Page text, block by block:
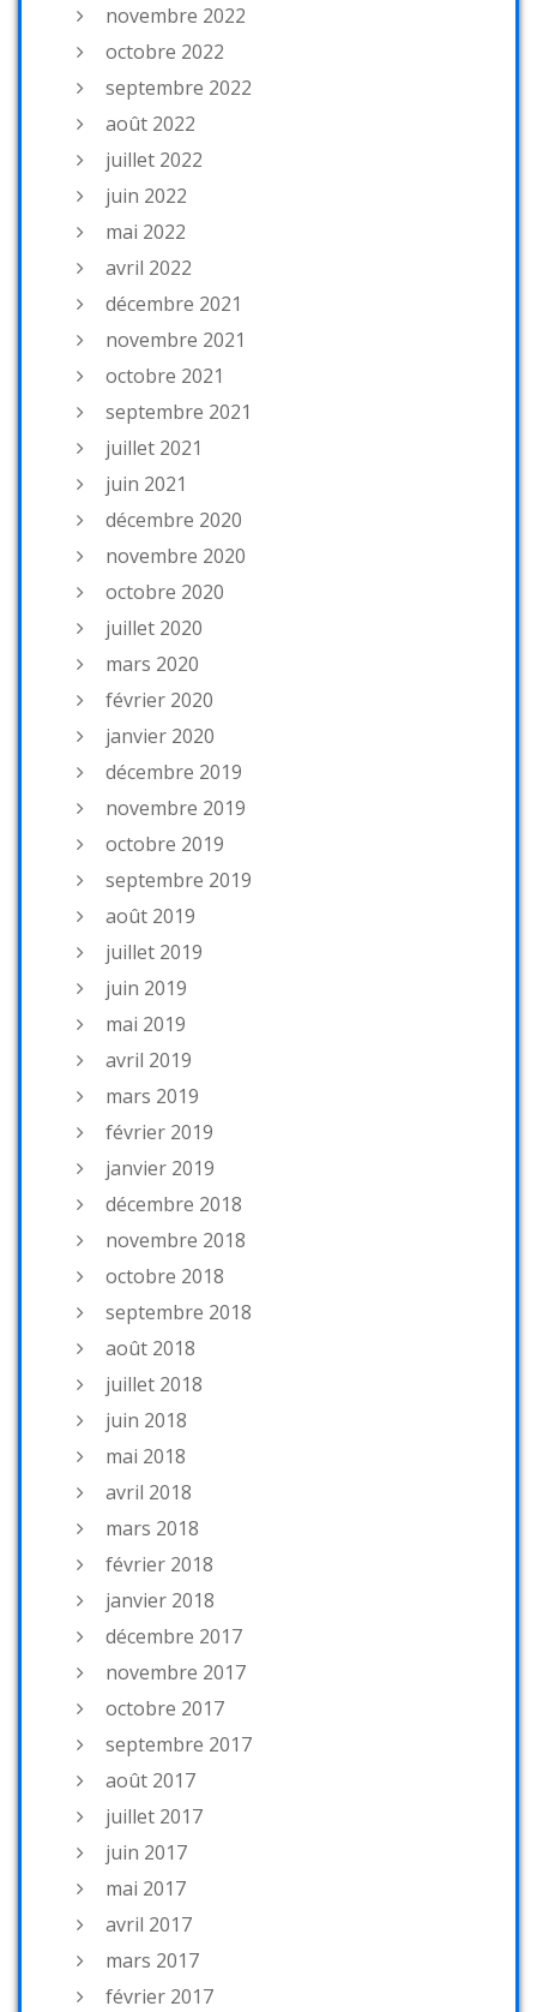
novembre 2022
octobre 2022
septembre 2022
août 2022
juillet 2022
juin 2022
mai 2022
avril 2022
décembre 2021
novembre 2021
octobre 2021
septembre 2021
juillet 2021
juin 2021
décembre 2020
novembre 2020
octobre 2020
juillet 2020
mars 2020
février 2020
janvier 2020
décembre 2019
novembre 2019
octobre 2019
septembre 2019
août 2019
juillet 2019
juin 2019
mai 2019
avril 2019
mars 2019
février 2019
janvier 2019
décembre 2018
novembre 2018
octobre 2018
septembre 2018
août 2018
juillet 2018
juin 2018
mai 2018
avril 2018
mars 2018
février 2018
janvier 2018
décembre 2017
novembre 2017
octobre 2017
septembre 2017
août 2017
juillet 2017
juin 2017
mai 2017
avril 2017
mars 2017
février 2017